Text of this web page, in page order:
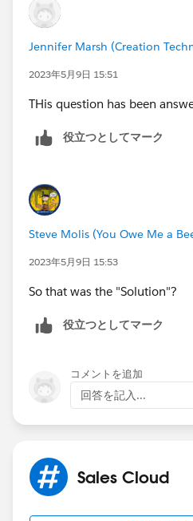
Jennifer Marsh (Creation
2023年5月9日 15:51
THis question has been
役立つとしてマーク
Steve Molis (You Owe Me a
2023年5月9日 15:53
So that was the "Solution"?
役立つとしてマーク
コメントを追加
回答を記入...
Sales Cloud